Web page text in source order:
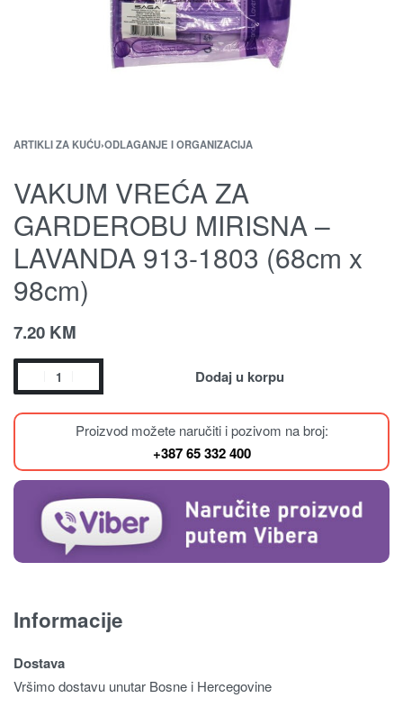
ARTIKLI ZA KUĆU›ODLAGANJE I ORGANIZACIJA
VAKUM VREĆA ZA
GARDEROBU MIRISNA –
LAVANDA 913-1803 (68cm x
98cm)
7.20 KM
Dodaj u korpu
Proizvod možete naručiti i pozivom na broj:
+387 65 332 400
Informacije
Dostava
Vršimo dostavu unutar Bosne i Hercegovine